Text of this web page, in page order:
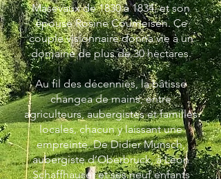
Masevaux de 1830 à 1834, et son
épouse Rosine Coumeisen. Ce
couple visionnaire donna vie à un
domaine de plus de 30 hectares.
Au fil des décennies, la bâtisse
changea de mains, entre
agriculteurs, aubergistes et familles
locales, chacun y laissant une
empreinte. De Didier Munsch,
aubergiste d’Oberbruck, à Léon
Schaffhauser et ses neuf enfants